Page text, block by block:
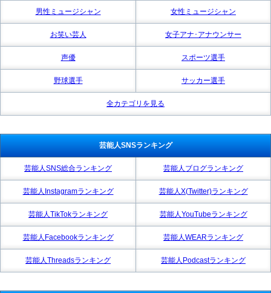
男性ミュージシャン 女性ミュージシャン
お笑い芸人 女子アナ･アナウンサー
声優 スポーツ選手
野球選手 サッカー選手
全カテゴリを見る
芸能人SNSランキング
芸能人SNS総合ランキング 芸能人ブログランキング
芸能人Instagramランキング 芸能人X(Twitter)ランキング
芸能人TikTokランキング 芸能人YouTubeランキング
芸能人Facebookランキング 芸能人WEARランキング
芸能人Threadsランキング 芸能人Podcastランキング